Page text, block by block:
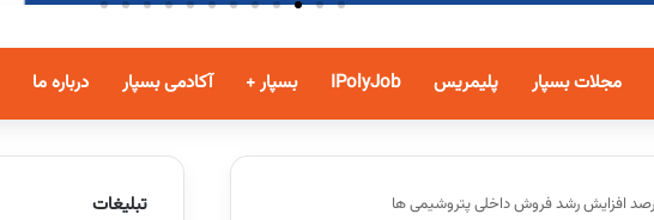
مجلات بسپار پلیمریس IPolyJob بسپار + آکادمی بسپار درباره ما
تبلیغات